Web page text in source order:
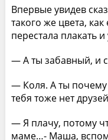
Впервые увидев
такого же цвета,
перестала плакать
— А ты забавный, и
— Коля. А ты
тебя тоже нет
— Я плачу, потому
маме…- Маша,